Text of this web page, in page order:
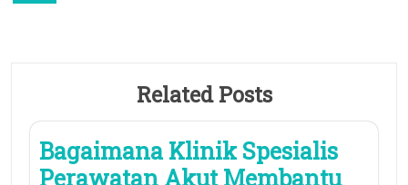
Related Posts
Bagaimana Klinik Spesialis
Perawatan Akut Membantu